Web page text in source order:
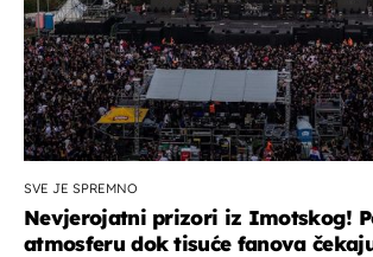
SVE JE SPREMNO
Nevjerojatni prizori iz Imotskog!
atmosferu dok tisuće fanova